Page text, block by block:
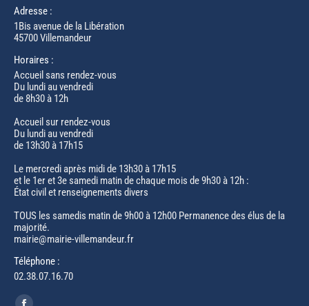
Adresse :
1Bis avenue de la Libération
45700 Villemandeur
Horaires :
Accueil sans rendez-vous
Du lundi au vendredi
de 8h30 à 12h
Accueil sur rendez-vous
Du lundi au vendredi
de 13h30 à 17h15
Le mercredi après midi de 13h30 à 17h15
et le 1er et 3e samedi matin de chaque mois de 9h30 à 12h :
État civil et renseignements divers
TOUS les samedis matin de 9h00 à 12h00 Permanence des élus de la
majorité.
mairie@mairie-villemandeur.fr
Téléphone :
02.38.07.16.70
Trouvez nous sur :